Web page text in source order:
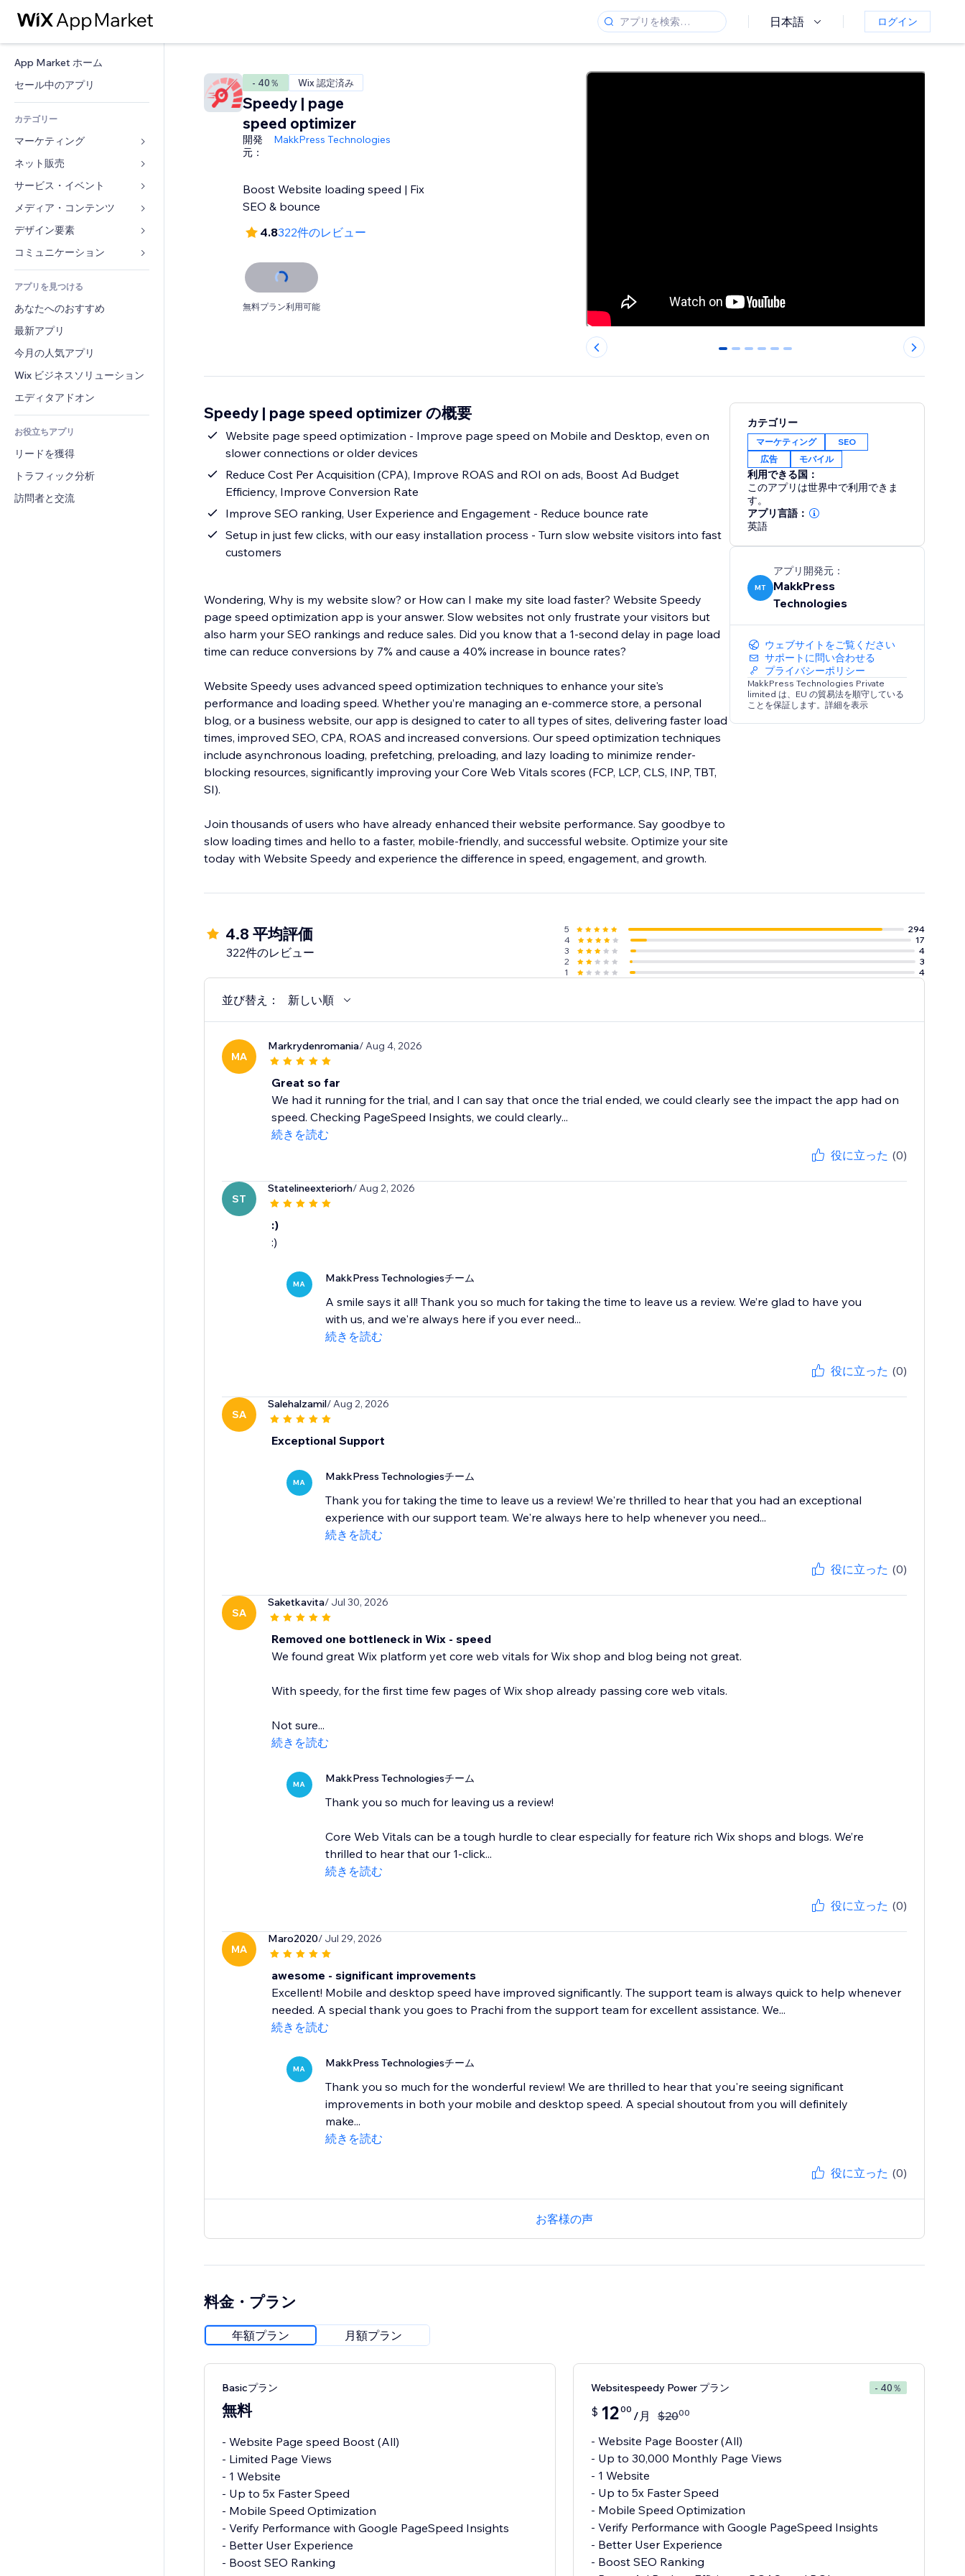
日本語 ログイン
App Market ホーム
セール中のアプリ
カテゴリー
マーケティング
広告
モバイル
アクセス解析
リスティング広告
メール
コンバージョン
ネット販売
ストア用アプリ
発送・配達
販売ボタン
会計
クーポン・特典
倉庫管理ソリューション
ドロップシッピング
食品・飲料
サービス・イベント
ホテル
イベント
レストラン
不動産
ブッキング
メディア・コンテンツ
ギャラリー
音楽
ポッドキャスト
写真
動画
PDF
ファイル共有
ニュース
デザイン要素
マップ・ナビ
プライバシー・セキュリティ
時計
ページテンプレート
画像効果
ボタン・メニュー
バナー・バッジ
電卓
検索
天気
チャート・テーブル
フォーム
ブログ
投票
チャット
コメント
電話
コミュニティィ
レビュー・お客さまの声
CRM
アプリを見つける
あなたへのおすすめ
最新アプリ
今月の人気アプリ
Wix ビジネスソリューション
エディタアドオン
お役立ちアプリ
リードを獲得
トラフィック分析
訪問者と交流
- 40％ Wix 認定済み
Speedy | page
speed optimizer
開発
元：
MakkPress Technologies
Boost Website loading speed | Fix
SEO & bounce
4.8322件のレビュー
無料プラン利用可能
0 1 2 3 4 5
Speedy | page speed optimizer の概要
Website page speed optimization - Improve page speed on Mobile and Desktop, even on
slower connections or older devices
Reduce Cost Per Acquisition (CPA), Improve ROAS and ROI on ads, Boost Ad Budget
Efficiency, Improve Conversion Rate
Improve SEO ranking, User Experience and Engagement - Reduce bounce rate
Setup in just few clicks, with our easy installation process - Turn slow website visitors into fast
customers
Wondering, Why is my website slow? or How can I make my site load faster? Website Speedy
page speed optimization app is your answer. Slow websites not only frustrate your visitors but
also harm your SEO rankings and reduce sales. Did you know that a 1-second delay in page load
time can reduce conversions by 7% and cause a 40% increase in bounce rates?
Website Speedy uses advanced speed optimization techniques to enhance your site's
performance and loading speed. Whether you’re managing an e-commerce store, a personal
blog, or a business website, our app is designed to cater to all types of sites, delivering faster load
times, improved SEO, CPA, ROAS and increased conversions. Our speed optimization techniques
include asynchronous loading, prefetching, preloading, and lazy loading to minimize render-
blocking resources, significantly improving your Core Web Vitals scores (FCP, LCP, CLS, INP, TBT,
SI).
Join thousands of users who have already enhanced their website performance. Say goodbye to
slow loading times and hello to a faster, mobile-friendly, and successful website. Optimize your site
today with Website Speedy and experience the difference in speed, engagement, and growth.
カテゴリー
マーケティング
SEO
広告
モバイル
利用できる国：
このアプリは世界中で利用できま
す。
アプリ言語：
英語
MT
アプリ開発元：
MakkPress
Technologies
ウェブサイトをご覧ください
サポートに問い合わせる
プライバシーポリシー
MakkPress Technologies Private
limited は、EU の貿易法を順守している
ことを保証します。詳細を表示
4.8 平均評価
322件のレビュー
5
294
4
17
3
4
2
3
1
4
並び替え： 新しい順
MA
Markrydenromania/ Aug 4, 2026
Great so far
We had it running for the trial, and I can say that once the trial ended, we could clearly see the impact the app had on
speed. Checking PageSpeed Insights, we could clearly...
続きを読む
役に立った (0)
ST
Statelineexteriorh/ Aug 2, 2026
:)
:)
MA MakkPress Technologiesチーム
A smile says it all! Thank you so much for taking the time to leave us a review. We’re glad to have you
with us, and we're always here if you ever need...
続きを読む
役に立った (0)
SA
Salehalzamil/ Aug 2, 2026
Exceptional Support
MA MakkPress Technologiesチーム
Thank you for taking the time to leave us a review! We're thrilled to hear that you had an exceptional
experience with our support team. We're always here to help whenever you need...
続きを読む
役に立った (0)
SA
Saketkavita/ Jul 30, 2026
Removed one bottleneck in Wix - speed
We found great Wix platform yet core web vitals for Wix shop and blog being not great.
With speedy, for the first time few pages of Wix shop already passing core web vitals.
Not sure...
続きを読む
MA MakkPress Technologiesチーム
Thank you so much for leaving us a review!
Core Web Vitals can be a tough hurdle to clear especially for feature rich Wix shops and blogs. We’re
thrilled to hear that our 1-click...
続きを読む
役に立った (0)
MA
Maro2020/ Jul 29, 2026
awesome - significant improvements
Excellent! Mobile and desktop speed have improved significantly. The support team is always quick to help whenever
needed. A special thank you goes to Prachi from the support team for excellent assistance. We...
続きを読む
MA MakkPress Technologiesチーム
Thank you so much for the wonderful review! We are thrilled to hear that you're seeing significant
improvements in both your mobile and desktop speed. A special shoutout from you will definitely
make...
続きを読む
役に立った (0)
お客様の声
料金・プラン
年額プラン 月額プラン
Basicプラン
無料
- Website Page speed Boost (All)
- Limited Page Views
- 1 Website
- Up to 5x Faster Speed
- Mobile Speed Optimization
- Verify Performance with Google PageSpeed Insights
- Better User Experience
- Boost SEO Ranking
Websitespeedy Power プラン - 40％
$ 1200 /月 $2000
- Website Page Booster (All)
- Up to 30,000 Monthly Page Views
- 1 Website
- Up to 5x Faster Speed
- Mobile Speed Optimization
- Verify Performance with Google PageSpeed Insights
- Better User Experience
- Boost SEO Ranking